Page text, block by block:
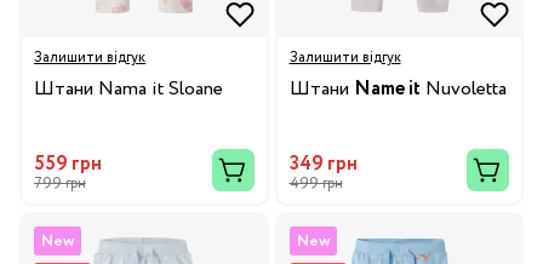
Залишити відгук
Штани Nama it Sloane
559 грн
799 грн
Залишити відгук
Штани Name it Nuvoletta
349 грн
499 грн
New
New